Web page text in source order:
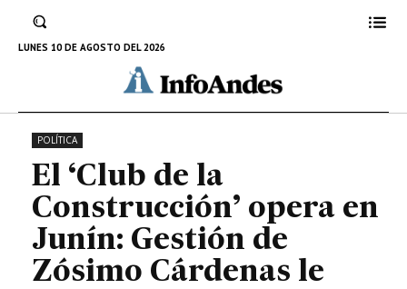
LUNES 10 DE AGOSTO DEL 2026
millones para construcción de
carretera
9 DE AGOSTO DE 2023
POLÍTICA
El ‘Club de la
Construcción’ opera en
Junín: Gestión de
Zósimo Cárdenas le